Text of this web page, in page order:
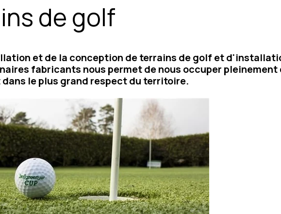
de golf
et de la conception de terrains de golf et
fabricants nous permet de nous occuper
le plus grand respect du territoire.